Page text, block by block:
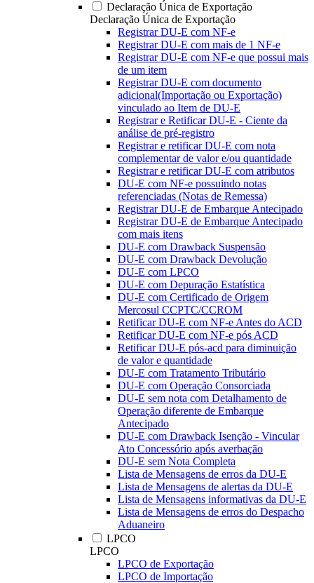
Declaração Única de Exportação
Declaração Única de Exportação
Registrar DU-E com NF-e
Registrar DU-E com mais de 1 NF-e
Registrar DU-E com NF-e que possui mais
de um item
Registrar DU-E com documento
adicional(Importação ou Exportação)
vinculado ao Item de DU-E
Registrar e Retificar DU-E - Ciente da
análise de pré-registro
Registrar e retificar DU-E com nota
complementar de valor e/ou quantidade
Registrar e retificar DU-E com atributos
DU-E com NF-e possuindo notas
referenciadas (Notas de Remessa)
Registrar DU-E de Embarque Antecipado
Registrar DU-E de Embarque Antecipado
com mais itens
DU-E com Drawback Suspensão
DU-E com Drawback Devolução
DU-E com LPCO
DU-E com Depuração Estatística
DU-E com Certificado de Origem
Mercosul CCPTC/CCROM
Retificar DU-E com NF-e Antes do ACD
Retificar DU-E com NF-e pós ACD
Retificar DU-E pós-acd para diminuição
de valor e quantidade
DU-E com Tratamento Tributário
DU-E com Operação Consorciada
DU-E sem nota com Detalhamento de
Operação diferente de Embarque
Antecipado
DU-E com Drawback Isenção - Vincular
Ato Concessório após averbação
DU-E sem Nota Completa
Lista de Mensagens de erros da DU-E
Lista de Mensagens de alertas da DU-E
Lista de Mensagens informativas da DU-E
Lista de Mensagens de erros do Despacho
Aduaneiro
LPCO
LPCO
LPCO de Exportação
LPCO de Importação